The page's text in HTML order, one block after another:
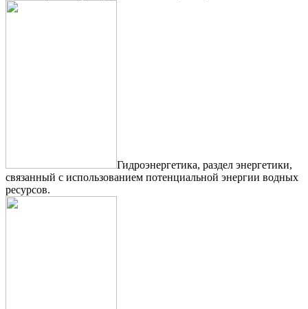
Гидроэнергетика, раздел энергетики,
связанный с использованием потенциальной энергии водных
ресурсов.